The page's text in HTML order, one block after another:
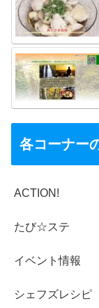
各コーナー
ACTION!
たび☆ステ
イベント情報
シェフズレシピ